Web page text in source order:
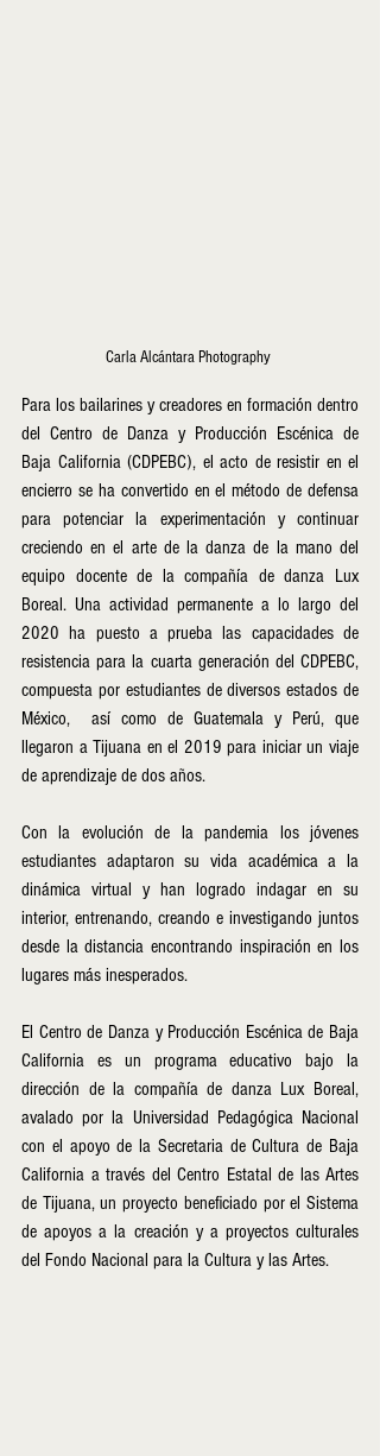
Carla Alcántara Photography
Para los bailarines y creadores en formación dentro
del Centro de Danza y Producción Escénica de
Baja California (CDPEBC), el acto de resistir en el
encierro se ha convertido en el método de defensa
para potenciar la experimentación y continuar
creciendo en el arte de la danza de la mano del
equipo docente de la compañía de danza Lux
Boreal. Una actividad permanente a lo largo del
2020 ha puesto a prueba las capacidades de
resistencia para la cuarta generación del CDPEBC,
compuesta por estudiantes de diversos estados de
México,  así como de Guatemala y Perú, que
llegaron a Tijuana en el 2019 para iniciar un viaje
de aprendizaje de dos años.
Con la evolución de la pandemia los jóvenes
estudiantes adaptaron su vida académica a la
dinámica virtual y han logrado indagar en su
interior, entrenando, creando e investigando juntos
desde la distancia encontrando inspiración en los
lugares más inesperados.
El Centro de Danza y Producción Escénica de Baja
California es un programa educativo bajo la
dirección de la compañía de danza Lux Boreal,
avalado por la Universidad Pedagógica Nacional
con el apoyo de la Secretaria de Cultura de Baja
California a través del Centro Estatal de las Artes
de Tijuana, un proyecto beneficiado por el Sistema
de apoyos a la creación y a proyectos culturales
del Fondo Nacional para la Cultura y las Artes.